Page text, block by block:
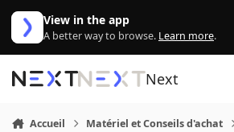
Aller au contenu
View in the app
A better way to browse. Learn more.
Next
Accueil Matériel et Conseils d'achat